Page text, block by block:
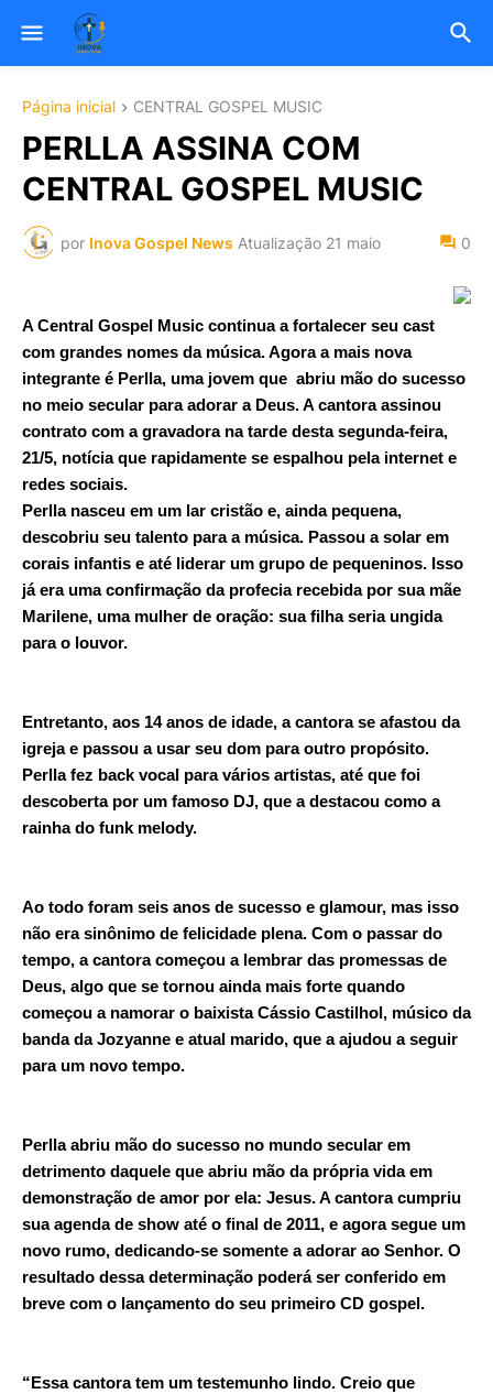
Página inicial CENTRAL GOSPEL MUSIC
PERLLA ASSINA COM
CENTRAL GOSPEL MUSIC
por Inova Gospel News Atualização 21 maio 0
A Central Gospel Music continua a fortalecer seu cast
com grandes nomes da música. Agora a mais nova
integrante é Perlla, uma jovem que abriu mão do sucesso
no meio secular para adorar a Deus. A cantora assinou
contrato com a gravadora na tarde desta segunda-feira,
21/5, notícia que rapidamente se espalhou pela internet e
redes sociais.
Perlla nasceu em um lar cristão e, ainda pequena,
descobriu seu talento para a música. Passou a solar em
corais infantis e até liderar um grupo de pequeninos. Isso
já era uma confirmação da profecia recebida por sua mãe
Marilene, uma mulher de oração: sua filha seria ungida
para o louvor.
Entretanto, aos 14 anos de idade, a cantora se afastou da
igreja e passou a usar seu dom para outro propósito.
Perlla fez back vocal para vários artistas, até que foi
descoberta por um famoso DJ, que a destacou como a
rainha do funk melody.
Ao todo foram seis anos de sucesso e glamour, mas isso
não era sinônimo de felicidade plena. Com o passar do
tempo, a cantora começou a lembrar das promessas de
Deus, algo que se tornou ainda mais forte quando
começou a namorar o baixista Cássio Castilhol, músico da
banda da Jozyanne e atual marido, que a ajudou a seguir
para um novo tempo.
Perlla abriu mão do sucesso no mundo secular em
detrimento daquele que abriu mão da própria vida em
demonstração de amor por ela: Jesus. A cantora cumpriu
sua agenda de show até o final de 2011, e agora segue um
novo rumo, dedicando-se somente a adorar ao Senhor. O
resultado dessa determinação poderá ser conferido em
breve com o lançamento do seu primeiro CD gospel.
“Essa cantora tem um testemunho lindo. Creio que